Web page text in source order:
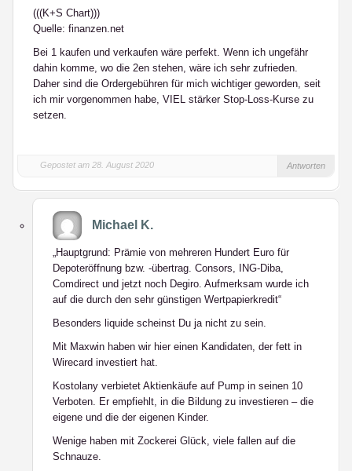
(((K+S Chart)))
Quelle: finanzen.net
Bei 1 kaufen und verkaufen wäre perfekt. Wenn ich ungefähr
dahin komme, wo die 2en stehen, wäre ich sehr zufrieden.
Daher sind die Ordergebühren für mich wichtiger geworden, seit
ich mir vorgenommen habe, VIEL stärker Stop-Loss-Kurse zu
setzen.
Gepostet am 28. August 2020 Antworten
Michael K.
„Hauptgrund: Prämie von mehreren Hundert Euro für
Depoteröffnung bzw. -übertrag. Consors, ING-Diba,
Comdirect und jetzt noch Degiro. Aufmerksam wurde ich
auf die durch den sehr günstigen Wertpapierkredit“
Besonders liquide scheinst Du ja nicht zu sein.
Mit Maxwin haben wir hier einen Kandidaten, der fett in
Wirecard investiert hat.
Kostolany verbietet Aktienkäufe auf Pump in seinen 10
Verboten. Er empfiehlt, in die Bildung zu investieren – die
eigene und die der eigenen Kinder.
Wenige haben mit Zockerei Glück, viele fallen auf die
Schnauze.